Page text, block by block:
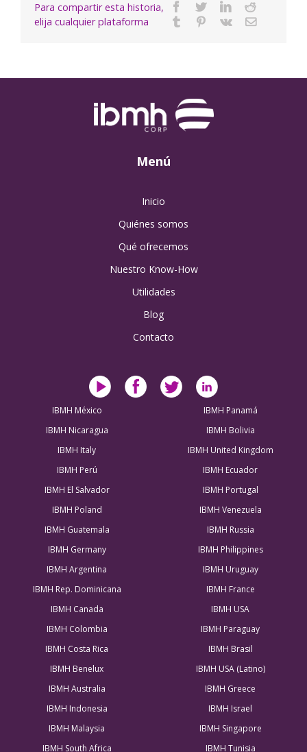
Para compartir esta historia,
elija cualquier plataforma
Facebook
TwitterLinkedinReddit
TumblrPinterest
Vk Email
Menú
Inicio
Quiénes somos
Qué ofrecemos
Nuestro Know-How
Utilidades
Blog
Contacto
IBMH México
IBMH Panamá
IBMH Nicaragua
IBMH Bolivia
IBMH Italy
IBMH United Kingdom
IBMH Perú
IBMH Ecuador
IBMH El Salvador
IBMH Portugal
IBMH Poland
IBMH Venezuela
IBMH Guatemala
IBMH Russia
IBMH Germany
IBMH Philippines
IBMH Argentina
IBMH Uruguay
IBMH Rep. Dominicana
IBMH France
IBMH Canada
IBMH USA
IBMH Colombia
IBMH Paraguay
IBMH Costa Rica
IBMH Brasil
IBMH Benelux
IBMH USA (Latino)
IBMH Australia
IBMH Greece
IBMH Indonesia
IBMH Israel
IBMH Malaysia
IBMH Singapore
IBMH South Africa
IBMH Tunisia